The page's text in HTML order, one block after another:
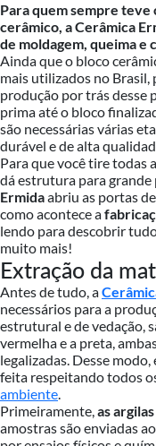
Para quem sempre
cerâmico, a Cerâmica
de moldagem, queima e
Ainda que o bloco
mais utilizados no Brasil,
produção por trás desse
prima até o bloco
são necessárias várias
durável e de alta
Para que você tire todas
dá estrutura para grande
Ermidaabriu as portas
como acontece a
lendo para descobrir
muito mais!
Extração da
Antes de tudo, a
necessários para a
estrutural e de vedação,
vermelha e a preta,
legalizadas. Desse
feita respeitando todos
ambiente.
Primeiramente,as
amostras são enviadas